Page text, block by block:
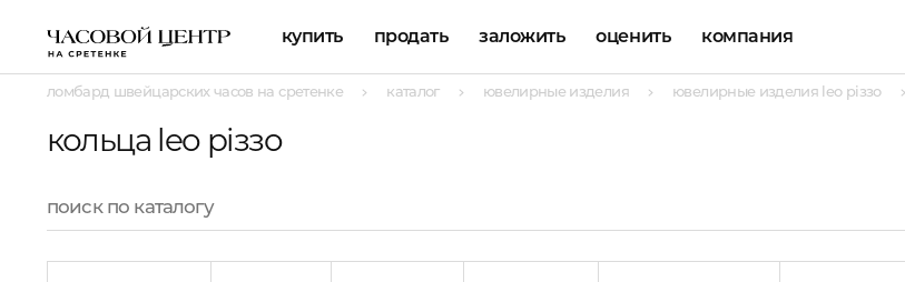
купить продать заложить оценить компания
ломбард швейцарских часов на сретенке каталог ювелирные изделия ювелирные изделия leo piззo
кольца leo piззo